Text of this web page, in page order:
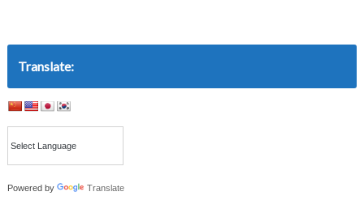
Translate:
Powered by Translate